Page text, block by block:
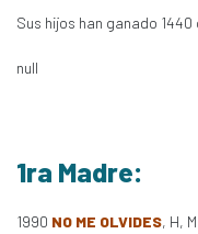
Sus hijos han ganado
null
1ra Madre:
1990 NO ME OLVIDES, H,